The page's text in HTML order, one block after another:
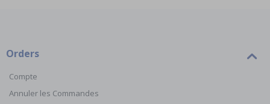
Orders
Compte
Annuler les Commandes